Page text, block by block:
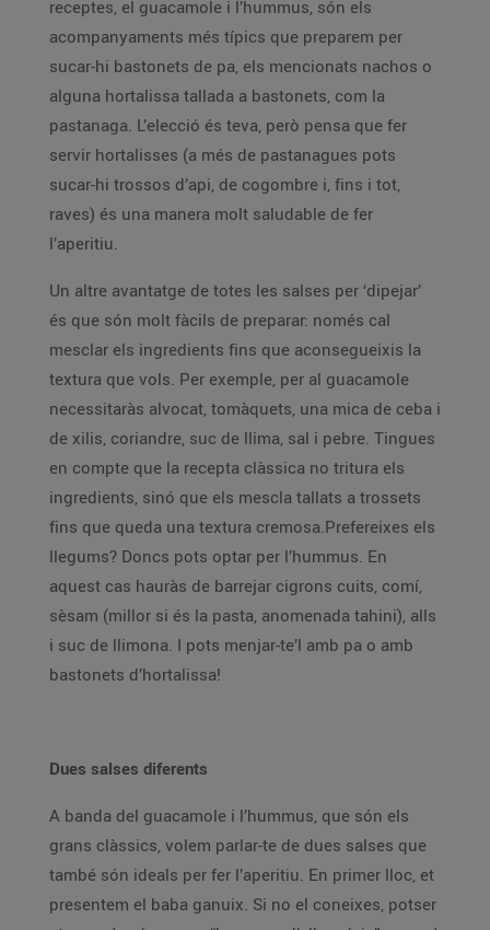
receptes, el guacamole i l’hummus, són els
acompanyaments més típics que preparem per
sucar-hi bastonets de pa, els mencionats nachos o
alguna hortalissa tallada a bastonets, com la
pastanaga. L’elecció és teva, però pensa que fer
servir hortalisses (a més de pastanagues pots
sucar-hi trossos d’api, de cogombre i, fins i tot,
raves) és una manera molt saludable de fer
l’aperitiu.
Un altre avantatge de totes les salses per ‘dipejar’
és que són molt fàcils de preparar: només cal
mesclar els ingredients fins que aconsegueixis la
textura que vols. Per exemple, per al guacamole
necessitaràs alvocat, tomàquets, una mica de ceba i
de xilis, coriandre, suc de llima, sal i pebre. Tingues
en compte que la recepta clàssica no tritura els
ingredients, sinó que els mescla tallats a trossets
fins que queda una textura cremosa.Prefereixes els
llegums? Doncs pots optar per l’hummus. En
aquest cas hauràs de barrejar cigrons cuits, comí,
sèsam (millor si és la pasta, anomenada tahini), alls
i suc de llimona. I pots menjar-te’l amb pa o amb
bastonets d’hortalissa!
Dues salses diferents
A banda del guacamole i l’hummus, que són els
grans clàssics, volem parlar-te de dues salses que
també són ideals per fer l’aperitiu. En primer lloc, et
presentem el baba ganuix. Si no el coneixes, potser